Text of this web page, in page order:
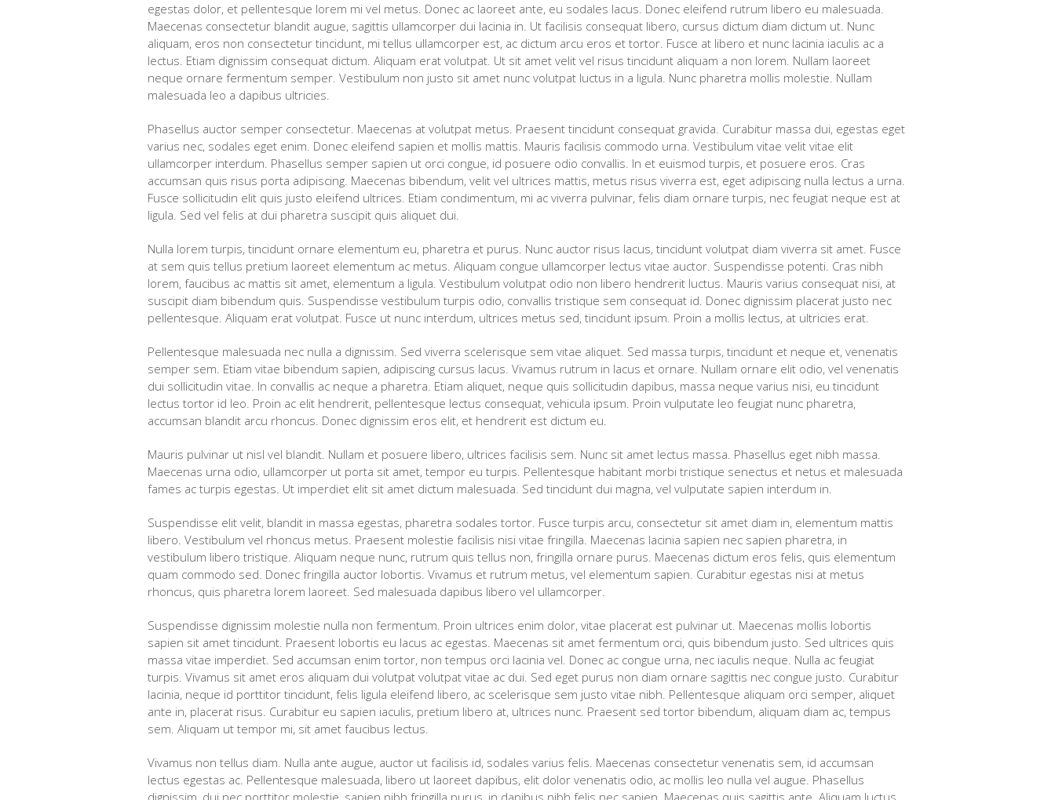
egestas dolor, et pellentesque lorem mi vel metus. Donec ac laoreet ante, eu sodales lacus. Donec eleifend rutrum libero eu malesuada.
Maecenas consectetur blandit augue, sagittis ullamcorper dui lacinia in. Ut facilisis consequat libero, cursus dictum diam dictum ut. Nunc
aliquam, eros non consectetur tincidunt, mi tellus ullamcorper est, ac dictum arcu eros et tortor. Fusce at libero et nunc lacinia iaculis ac a
lectus. Etiam dignissim consequat dictum. Aliquam erat volutpat. Ut sit amet velit vel risus tincidunt aliquam a non lorem. Nullam laoreet
neque ornare fermentum semper. Vestibulum non justo sit amet nunc volutpat luctus in a ligula. Nunc pharetra mollis molestie. Nullam
malesuada leo a dapibus ultricies.
Phasellus auctor semper consectetur. Maecenas at volutpat metus. Praesent tincidunt consequat gravida. Curabitur massa dui, egestas eget
varius nec, sodales eget enim. Donec eleifend sapien et mollis mattis. Mauris facilisis commodo urna. Vestibulum vitae velit vitae elit
ullamcorper interdum. Phasellus semper sapien ut orci congue, id posuere odio convallis. In et euismod turpis, et posuere eros. Cras
accumsan quis risus porta adipiscing. Maecenas bibendum, velit vel ultrices mattis, metus risus viverra est, eget adipiscing nulla lectus a urna.
Fusce sollicitudin elit quis justo eleifend ultrices. Etiam condimentum, mi ac viverra pulvinar, felis diam ornare turpis, nec feugiat neque est at
ligula. Sed vel felis at dui pharetra suscipit quis aliquet dui.
Nulla lorem turpis, tincidunt ornare elementum eu, pharetra et purus. Nunc auctor risus lacus, tincidunt volutpat diam viverra sit amet. Fusce
at sem quis tellus pretium laoreet elementum ac metus. Aliquam congue ullamcorper lectus vitae auctor. Suspendisse potenti. Cras nibh
lorem, faucibus ac mattis sit amet, elementum a ligula. Vestibulum volutpat odio non libero hendrerit luctus. Mauris varius consequat nisi, at
suscipit diam bibendum quis. Suspendisse vestibulum turpis odio, convallis tristique sem consequat id. Donec dignissim placerat justo nec
pellentesque. Aliquam erat volutpat. Fusce ut nunc interdum, ultrices metus sed, tincidunt ipsum. Proin a mollis lectus, at ultricies erat.
Pellentesque malesuada nec nulla a dignissim. Sed viverra scelerisque sem vitae aliquet. Sed massa turpis, tincidunt et neque et, venenatis
semper sem. Etiam vitae bibendum sapien, adipiscing cursus lacus. Vivamus rutrum in lacus et ornare. Nullam ornare elit odio, vel venenatis
dui sollicitudin vitae. In convallis ac neque a pharetra. Etiam aliquet, neque quis sollicitudin dapibus, massa neque varius nisi, eu tincidunt
lectus tortor id leo. Proin ac elit hendrerit, pellentesque lectus consequat, vehicula ipsum. Proin vulputate leo feugiat nunc pharetra,
accumsan blandit arcu rhoncus. Donec dignissim eros elit, et hendrerit est dictum eu.
Mauris pulvinar ut nisl vel blandit. Nullam et posuere libero, ultrices facilisis sem. Nunc sit amet lectus massa. Phasellus eget nibh massa.
Maecenas urna odio, ullamcorper ut porta sit amet, tempor eu turpis. Pellentesque habitant morbi tristique senectus et netus et malesuada
fames ac turpis egestas. Ut imperdiet elit sit amet dictum malesuada. Sed tincidunt dui magna, vel vulputate sapien interdum in.
Suspendisse elit velit, blandit in massa egestas, pharetra sodales tortor. Fusce turpis arcu, consectetur sit amet diam in, elementum mattis
libero. Vestibulum vel rhoncus metus. Praesent molestie facilisis nisi vitae fringilla. Maecenas lacinia sapien nec sapien pharetra, in
vestibulum libero tristique. Aliquam neque nunc, rutrum quis tellus non, fringilla ornare purus. Maecenas dictum eros felis, quis elementum
quam commodo sed. Donec fringilla auctor lobortis. Vivamus et rutrum metus, vel elementum sapien. Curabitur egestas nisi at metus
rhoncus, quis pharetra lorem laoreet. Sed malesuada dapibus libero vel ullamcorper.
Suspendisse dignissim molestie nulla non fermentum. Proin ultrices enim dolor, vitae placerat est pulvinar ut. Maecenas mollis lobortis
sapien sit amet tincidunt. Praesent lobortis eu lacus ac egestas. Maecenas sit amet fermentum orci, quis bibendum justo. Sed ultrices quis
massa vitae imperdiet. Sed accumsan enim tortor, non tempus orci lacinia vel. Donec ac congue urna, nec iaculis neque. Nulla ac feugiat
turpis. Vivamus sit amet eros aliquam dui volutpat volutpat vitae ac dui. Sed eget purus non diam ornare sagittis nec congue justo. Curabitur
lacinia, neque id porttitor tincidunt, felis ligula eleifend libero, ac scelerisque sem justo vitae nibh. Pellentesque aliquam orci semper, aliquet
ante in, placerat risus. Curabitur eu sapien iaculis, pretium libero at, ultrices nunc. Praesent sed tortor bibendum, aliquam diam ac, tempus
sem. Aliquam ut tempor mi, sit amet faucibus lectus.
Vivamus non tellus diam. Nulla ante augue, auctor ut facilisis id, sodales varius felis. Maecenas consectetur venenatis sem, id accumsan
lectus egestas ac. Pellentesque malesuada, libero ut laoreet dapibus, elit dolor venenatis odio, ac mollis leo nulla vel augue. Phasellus
dignissim, dui nec porttitor molestie, sapien nibh fringilla purus, in dapibus nibh felis nec sapien. Maecenas quis sagittis ante. Aliquam luctus